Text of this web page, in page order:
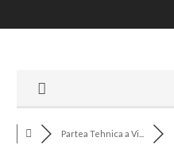
Partea Tehnica a Vi...